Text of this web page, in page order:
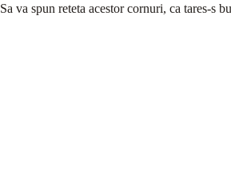
Sa va spun reteta acestor cornuri, ca tares-s